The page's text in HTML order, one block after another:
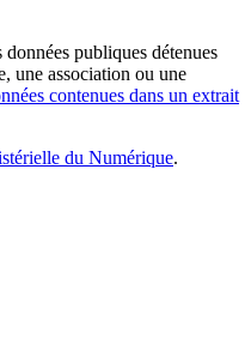
publiques détenues
une association ou une
contenues dans un extrait
du Numérique.